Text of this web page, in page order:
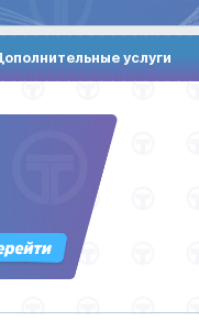
услуги